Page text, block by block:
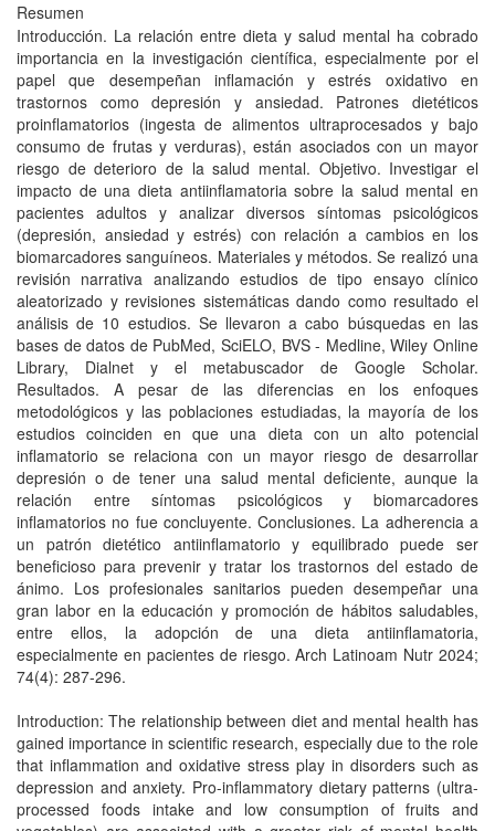
Resumen
Introducción. La relación entre dieta y salud mental ha cobrado
importancia en la investigación científica, especialmente por el
papel que desempeñan inflamación y estrés oxidativo en
trastornos como depresión y ansiedad. Patrones dietéticos
proinflamatorios (ingesta de alimentos ultraprocesados y bajo
consumo de frutas y verduras), están asociados con un mayor
riesgo de deterioro de la salud mental. Objetivo. Investigar el
impacto de una dieta antiinflamatoria sobre la salud mental en
pacientes adultos y analizar diversos síntomas psicológicos
(depresión, ansiedad y estrés) con relación a cambios en los
biomarcadores sanguíneos. Materiales y métodos. Se realizó una
revisión narrativa analizando estudios de tipo ensayo clínico
aleatorizado y revisiones sistemáticas dando como resultado el
análisis de 10 estudios. Se llevaron a cabo búsquedas en las
bases de datos de PubMed, SciELO, BVS - Medline, Wiley Online
Library, Dialnet y el metabuscador de Google Scholar.
Resultados. A pesar de las diferencias en los enfoques
metodológicos y las poblaciones estudiadas, la mayoría de los
estudios coinciden en que una dieta con un alto potencial
inflamatorio se relaciona con un mayor riesgo de desarrollar
depresión o de tener una salud mental deficiente, aunque la
relación entre síntomas psicológicos y biomarcadores
inflamatorios no fue concluyente. Conclusiones. La adherencia a
un patrón dietético antiinflamatorio y equilibrado puede ser
beneficioso para prevenir y tratar los trastornos del estado de
ánimo. Los profesionales sanitarios pueden desempeñar una
gran labor en la educación y promoción de hábitos saludables,
entre ellos, la adopción de una dieta antiinflamatoria,
especialmente en pacientes de riesgo. Arch Latinoam Nutr 2024;
74(4): 287-296.
Introduction: The relationship between diet and mental health has
gained importance in scientific research, especially due to the role
that inflammation and oxidative stress play in disorders such as
depression and anxiety. Pro-inflammatory dietary patterns (ultra-
processed foods intake and low consumption of fruits and